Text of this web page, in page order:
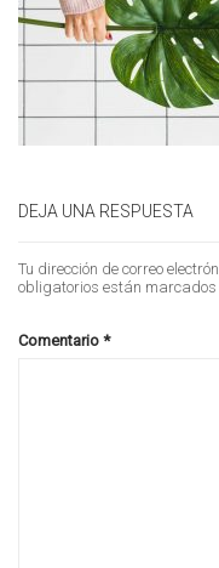
DEJA UNA RESPUESTA
Tu dirección de correo
obligatorios están marcados
Comentario *